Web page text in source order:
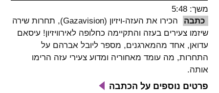
spellcheck
ניגודיות צבעים
brightness_high
משך: 5:48
כתבה
הכירו את העזה-ויזיון (Gazavision), תחרות שירה
שיזמו צעירים בעזה והתקיימה כחלופה לאירוויזיון! עיסאם
עדואן, אחד מהמארגנים, מספר ליובל אברהם על
התחרות, מה עומד מאחוריה ומדוע צעירי עזה הרימו
אותה.
פרטים נוספים על הכתבה